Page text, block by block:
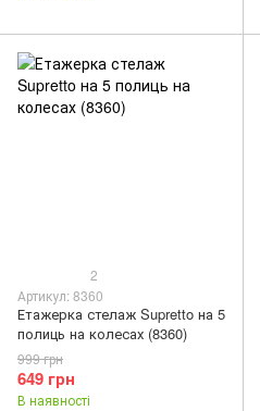
2
Артикул: 8360
Етажерка стелаж Supretto на 5
полиць на колесах (8360)
649 грн
999 грн
В наявності